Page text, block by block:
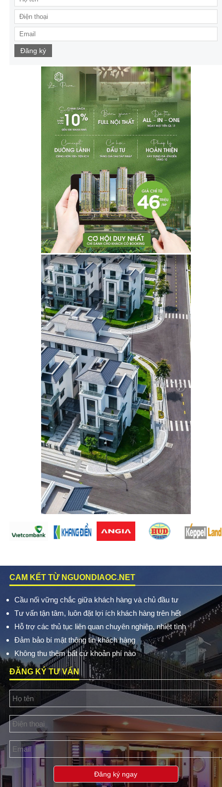
Đăng ký
CAM KẾT TỪ NGUONDIAOC.NET
Cầu nối vững chắc giữa khách hàng và chủ đầu tư
Tư vấn tận tâm, luôn đặt lợi ích khách hàng trên hết
Hỗ trợ các thủ tục liên quan chuyên nghiệp, nhiệt tình
Đảm bảo bí mật thông tin khách hàng
Không thu thêm bất cứ khoản phí nào
ĐĂNG KÝ TƯ VẤN
Đăng ký ngay